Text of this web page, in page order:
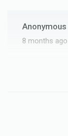
Anonymous
8 months ago